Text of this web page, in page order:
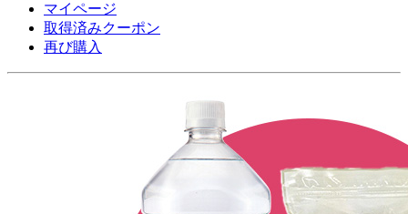
マイページ
取得済みクーポン
再び購入